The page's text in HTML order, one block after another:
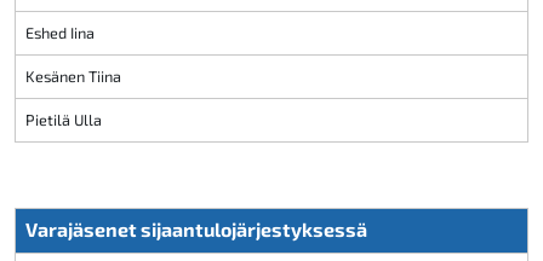
Eshed Iina
Kesänen Tiina
Pietilä Ulla
Varajäsenet sijaantulojärjestyksessä